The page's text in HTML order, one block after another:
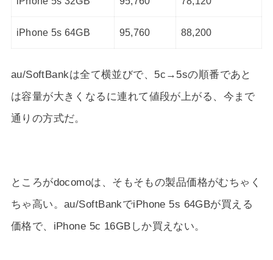
iPhone 5s 64GB 95,760 88,200
au/SoftBankは全て横並びで、5c→5sの順番であと
は容量が大きくなるに連れて値段が上がる、今まで
通りの方式だ。
ところがdocomoは、そもそもの製品価格がむちゃく
ちゃ高い。au/SoftBankでiPhone 5s 64GBが買える
価格で、iPhone 5c 16GBしか買えない。